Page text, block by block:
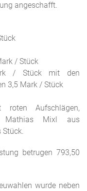
angeschafft.
/ Stück
/ Stück mit den
3,5 Mark / Stück
roten Aufschlägen,
Mathias Mixl aus
Stück.
betrugen 793,50
wurde neben